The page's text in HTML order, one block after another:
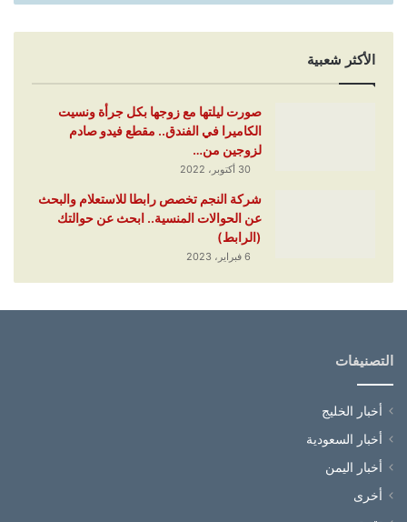
الأكثر شعبية
صورت ليلتها مع زوجها بكل جرأة ونسيت
الكاميرا في الفندق.. مقطع فيدو صادم
لزوجين من…
30 أكتوبر، 2022
شركة النجم تخصص رابطا للاستعلام والبحث
عن الحوالات المنسية.. ابحث عن حوالتك
(الرابط)
6 فبراير، 2023
التصنيفات
أخبار الخليج
أخبار السعودية
أخبار اليمن
أخرى